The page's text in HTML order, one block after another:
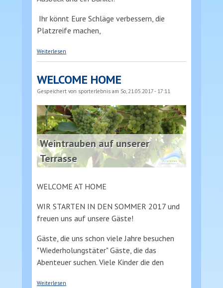
Ihr könnt Eure Schläge verbessern, die
Platzreife machen,
Weiterlesen
WELCOME HOME
Gespeichert von sporterlebnis am So, 21.05.2017 - 17:11
Weintrauben auf unserer
Terrasse
WELCOME AT HOME
WIR STARTEN IN DEN SOMMER 2017 und
freuen uns auf unsere Gäste!
Gäste, die uns schon viele Jahre besuchen
"Wiederholungstäter" Gäste, die das
Abenteuer suchen. Viele Kinder die den
Weiterlesen